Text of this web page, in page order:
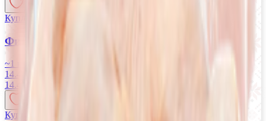
Купляйце Беларускае
Филе ЦБ «Асобiна» охлажденное
~1 кг
14.41 руб/кг
14.41
Купляйце Беларускае